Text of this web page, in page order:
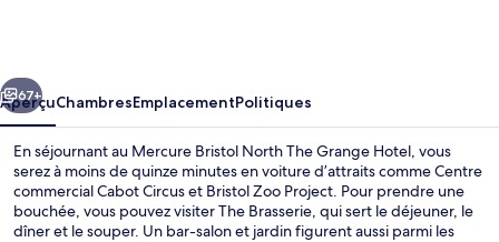
The
Grange
Hotel
Suivant
67+
AperçuChambresEmplacementPolitiques
En séjournant au Mercure Bristol North The Grange Hotel, vous
serez à moins de quinze minutes en voiture d’attraits comme Centre
commercial Cabot Circus et Bristol Zoo Project. Pour prendre une
bouchée, vous pouvez visiter The Brasserie, qui sert le déjeuner, le
dîner et le souper. Un bar-salon et jardin figurent aussi parmi les